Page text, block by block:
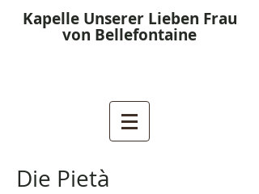
Kapelle Unserer Lieben Frau
von Bellefontaine
Die Pietà